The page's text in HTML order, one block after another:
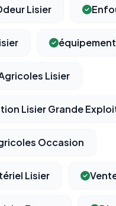
Lisier
Lisier
Lisier Grande
Occasion
Lisier